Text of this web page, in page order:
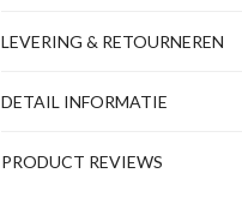
LEVERING & RETOURNEREN
DETAIL INFORMATIE
PRODUCT REVIEWS